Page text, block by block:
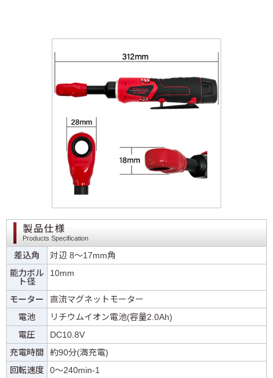
製品仕様
Products Specification
差込角
対辺 8～17mm角
能力ボル
ト径
10mm
モーター
直流マグネットモーター
電池
リチウムイオン電池(容量2.0Ah)
電圧
DC10.8V
充電時間
約90分(満充電)
回転速度
0～240min-1